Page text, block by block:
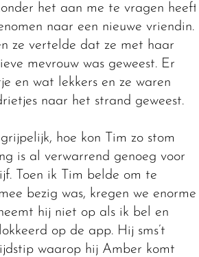
het aan me te vragen heeft
naar een nieuwe vriendin.
ze vertelde dat ze met haar
mevrouw was geweest. Er
en wat lekkers en ze waren
naar het strand geweest.
hoe kon Tim zo stom
is al verwarrend genoeg voor
Toen ik Tim belde om te
bezig was, kregen we enorme
hij niet op als ik bel en
op de app. Hij sms’t
waarop hij Amber komt